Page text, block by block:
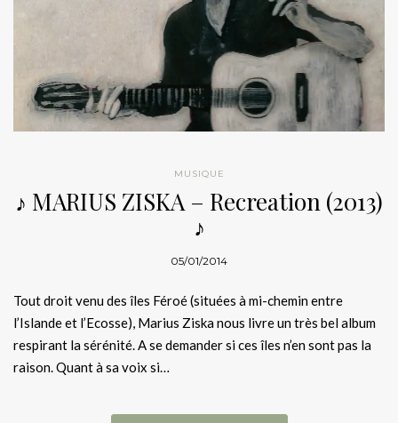
MUSIQUE
♪ MARIUS ZISKA – Recreation (2013)
♪
05/01/2014
Tout droit venu des îles Féroé (situées à mi-chemin entre
l’Islande et l’Ecosse), Marius Ziska nous livre un très bel album
respirant la sérénité. A se demander si ces îles n’en sont pas la
raison. Quant à sa voix si…